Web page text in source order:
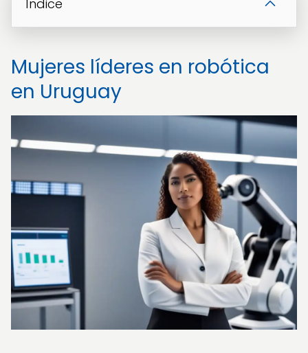
Índice
Mujeres líderes en robótica
en Uruguay